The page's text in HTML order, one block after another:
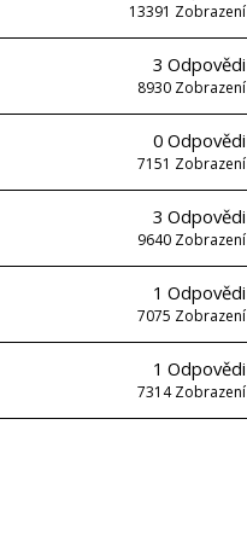
13391 Zobrazení
3 Odpovědi
8930 Zobrazení
0 Odpovědi
7151 Zobrazení
3 Odpovědi
9640 Zobrazení
1 Odpovědi
7075 Zobrazení
1 Odpovědi
7314Zobrazení